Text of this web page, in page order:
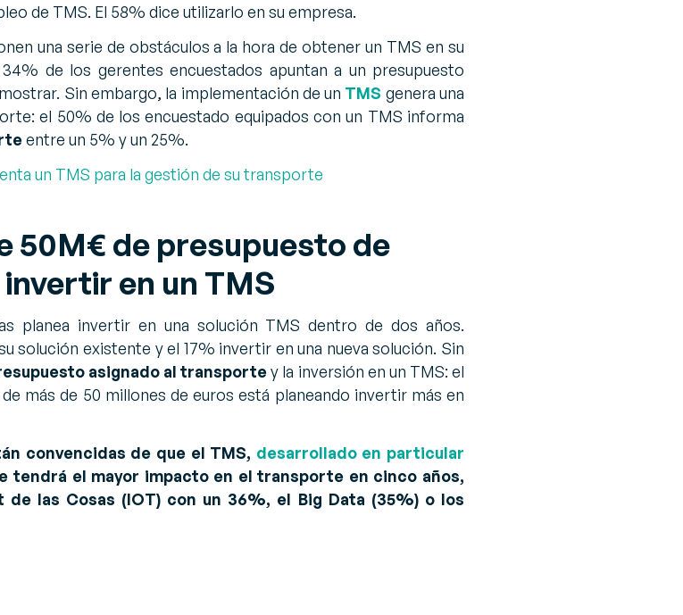
de TMS. El 58% dice utilizarlo en su empresa.
una serie de obstáculos a la hora de obtener un TMS en su
de los gerentes encuestados apuntan a un presupuesto
Sin embargo, la implementación de un TMS genera una
el 50% de los encuestado equipados con un TMS informa
entre un 5% y un 25%.
un TMS para la gestión de su transporte
50M€ de presupuesto de
en un TMS
planea invertir en una solución TMS dentro de dos años.
solución existente y el 17% invertir en una nueva solución. Sin
asignado al transportey la inversión en un TMS: el
más de 50 millones de euros está planeando invertir más en
convencidas de que el TMS, desarrollado en particular
tendrá el mayor impacto en el transporte en cinco años,
las Cosas (IOT) con un 36%, el Big Data (35%) o los